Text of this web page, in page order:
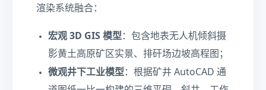
渲染系统融合：
宏观 3D GIS 模型：包含地表无人机倾斜摄
影黄土高原矿区实景、排矸场边坡高程图；
微观井下工业模型：根据矿井 AutoCAD 通